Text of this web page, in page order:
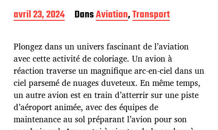
D
a
e
d
e
p
u
b
l
i
c
avril 23, 2024 DansAviation,Transport
Plongez dans un univers fascinant de l’aviation
avec cette activité de coloriage. Un avion à
réaction traverse un magnifique arc-en-ciel dans un
ciel parsemé de nuages duveteux. En même temps,
un autre avion est en train d’atterrir sur une piste
d’aéroport animée, avec des équipes de
maintenance au sol préparant l’avion pour son